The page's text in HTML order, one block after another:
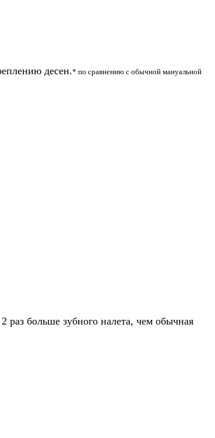
десен.* по сравнению с обычной мануальной
раз больше зубного налета, чем обычная